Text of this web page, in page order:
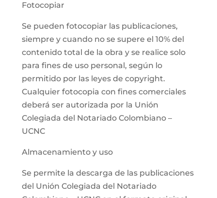
Fotocopiar
Se pueden fotocopiar las publicaciones,
siempre y cuando no se supere el 10% del
contenido total de la obra y se realice solo
para fines de uso personal, según lo
permitido por las leyes de copyright.
Cualquier fotocopia con fines comerciales
deberá ser autorizada por la Unión
Colegiada del Notariado Colombiano –
UCNC
Almacenamiento y uso
Se permite la descarga de las publicaciones
del Unión Colegiada del Notariado